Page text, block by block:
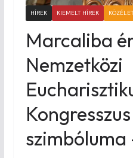
HÍREK KIEMELT HÍREK KÖZÉLET
Marcaliba
Nemzetközi
szimbóluma